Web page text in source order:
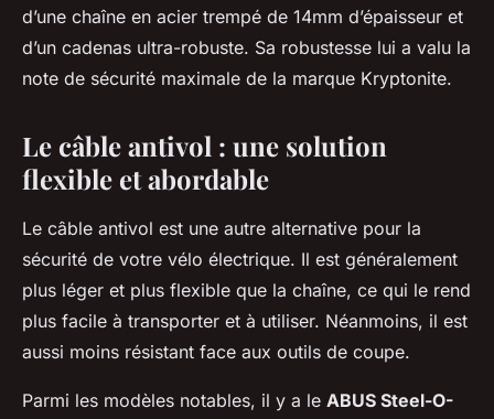
d’une chaîne en acier trempé de 14mm d’épaisseur et
d’un cadenas ultra-robuste. Sa robustesse lui a valu la
note de sécurité maximale de la marque Kryptonite.
Le câble antivol : une solution
flexible et abordable
Le câble antivol est une autre alternative pour la
sécurité de votre vélo électrique. Il est généralement
plus léger et plus flexible que la chaîne, ce qui le rend
plus facile à transporter et à utiliser. Néanmoins, il est
aussi moins résistant face aux outils de coupe.
Parmi les modèles notables, il y a le ABUS Steel-O-